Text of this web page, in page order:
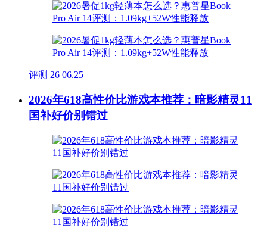
评测 26 06.25
2026年618高性价比游戏本推荐：暗影精灵11
国补好价别错过